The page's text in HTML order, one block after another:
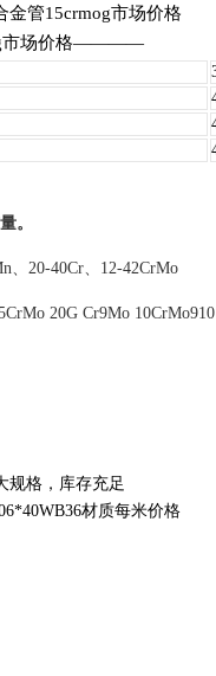
金管15crmog市场价格
市场价格————
。
、20-40Cr、12-42CrMo
20G Cr9Mo
规格，库存充足
材质每米价格